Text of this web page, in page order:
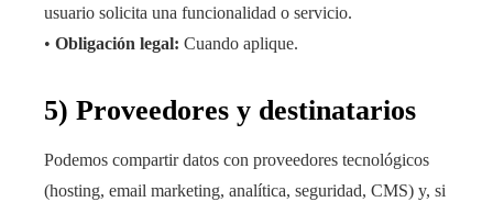
usuario solicita una funcionalidad o servicio.
• Obligación legal: Cuando aplique.
5) Proveedores y destinatarios
Podemos compartir datos con proveedores tecnológicos
(hosting, email marketing, analítica, seguridad, CMS) y, si